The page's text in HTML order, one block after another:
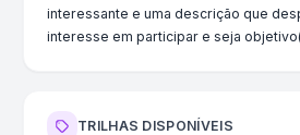
interessante e uma descrição que
interesse em participar e seja
TRILHAS DISPONÍVEIS